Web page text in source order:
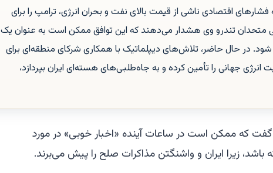
اقتصادی ناشی از قیمت بالای نفت و بحران انرژی، ترامپ را برای
متحدان تندرو وی هشدار می‌دهند که این توافق ممکن است به عنوان یک
در حال حاضر، تلاش‌های دیپلماتیک با همکاری شرکای منطقه‌ای برای
جهانی را تأمین کرده و به جاه‌طلبی‌های هسته‌ای ایران بپردازد،
گفت که ممکن است در ساعات آینده «اخبار خوبی» در مورد
زیرا ایران و واشنگتن مذاکرات صلح را پیش می‌برند.